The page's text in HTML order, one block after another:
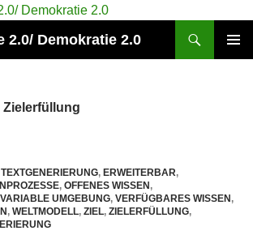
2.0/ Demokratie 2.0
Zielerfüllung
, ERWEITERBAR,
, OFFENES WISSEN,
VARIABLE UMGEBUNG, VERFÜGBARES WISSEN,
, WELTMODELL, ZIEL, ZIELERFÜLLUNG,